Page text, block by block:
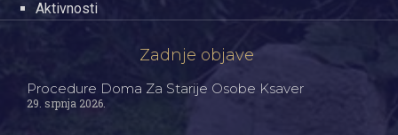
Aktivnosti
Zadnje objave
Procedure Doma Za Starije Osobe Ksaver
29. srpnja 2026.